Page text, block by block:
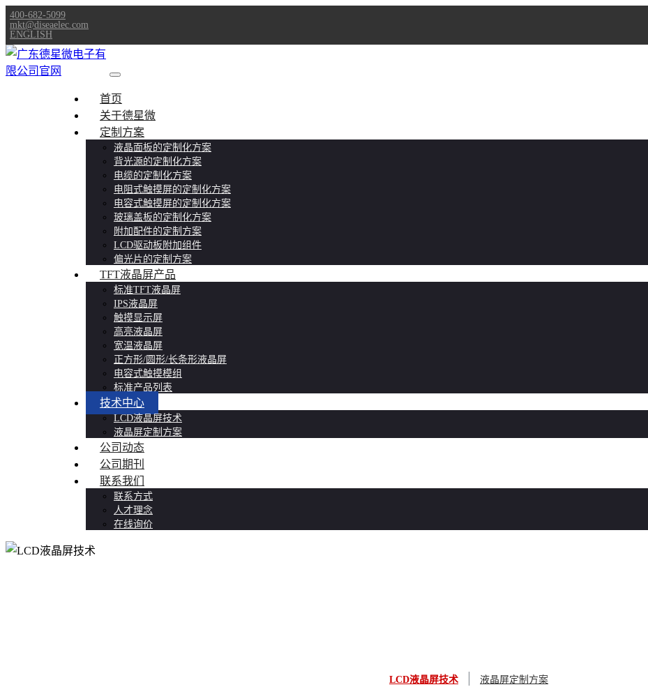
400-682-5099
mkt@diseaelec.com
ENGLISH
首页
关于德星微
定制方案
液晶面板的定制化方案
背光源的定制化方案
电缆的定制化方案
电阻式触摸屏的定制化方案
电容式触摸屏的定制化方案
玻璃盖板的定制化方案
附加配件的定制方案
LCD驱动板附加组件
偏光片的定制方案
TFT液晶屏产品
标准TFT液晶屏
IPS液晶屏
触摸显示屏
高亮液晶屏
宽温液晶屏
正方形/圆形/长条形液晶屏
电容式触摸模组
标准产品列表
技术中心
LCD液晶屏技术
液晶屏定制方案
公司动态
公司期刊
联系我们
联系方式
人才理念
在线询价
LCD液晶屏技术 液晶屏定制方案